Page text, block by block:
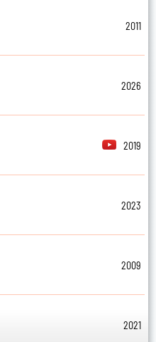
2011
2026
2019
2023
2009
2021